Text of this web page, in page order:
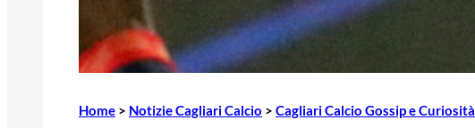
Home > Notizie Cagliari Calcio > Cagliari Calcio Gossip e Curiosità